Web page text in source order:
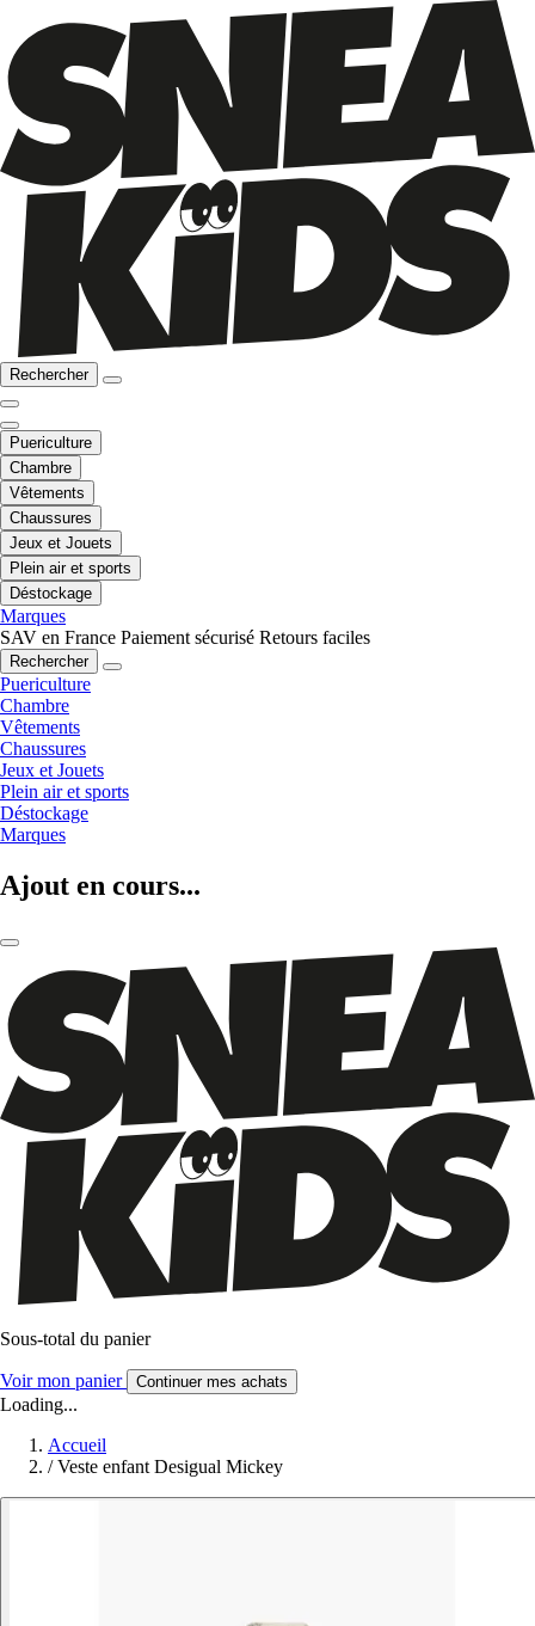
Rechercher
Puericulture
Chambre
Vêtements
Chaussures
Jeux et Jouets
Plein air et sports
Déstockage
Marques
SAV en France Paiement sécurisé Retours faciles
Rechercher
Puericulture
Chambre
Vêtements
Chaussures
Jeux et Jouets
Plein air et sports
Déstockage
Marques
Ajout en cours...
Sous-total du panier
Voir mon panier Continuer mes achats
Loading...
Accueil
/ Veste enfant Desigual Mickey